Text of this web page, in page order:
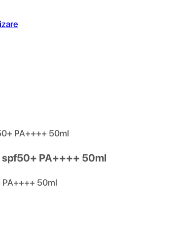
PA++++ 50ml
spf50+ PA++++ 50ml